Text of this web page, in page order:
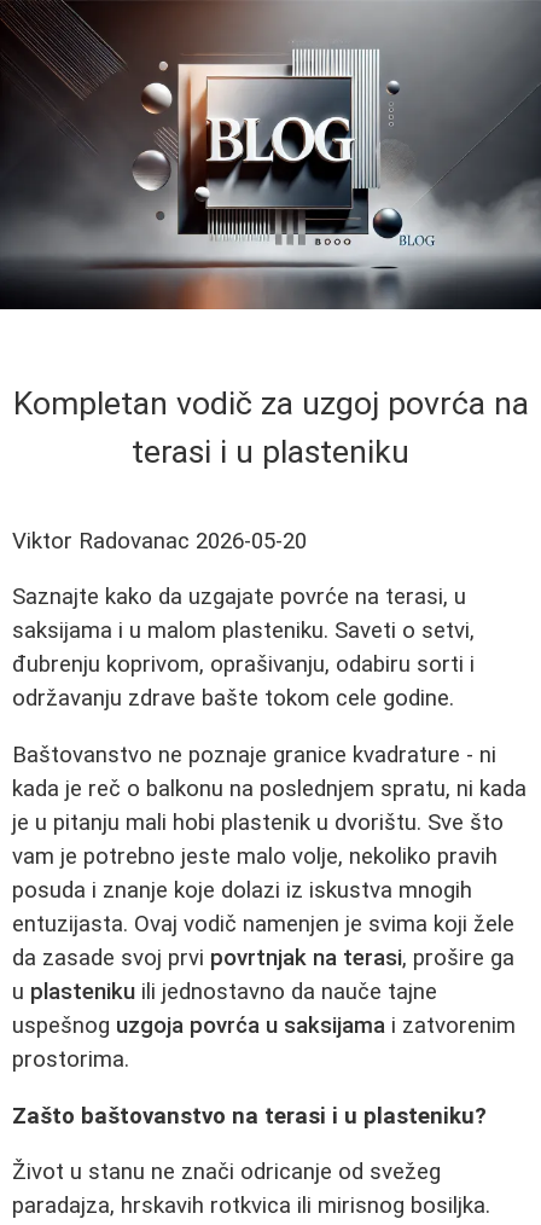
Kompletan vodič za uzgoj povrća na
terasi i u plasteniku
Viktor Radovanac 2026-05-20
Saznajte kako da uzgajate povrće na terasi, u
saksijama i u malom plasteniku. Saveti o setvi,
đubrenju koprivom, oprašivanju, odabiru sorti i
održavanju zdrave bašte tokom cele godine.
Baštovanstvo ne poznaje granice kvadrature - ni
kada je reč o balkonu na poslednjem spratu, ni kada
je u pitanju mali hobi plastenik u dvorištu. Sve što
vam je potrebno jeste malo volje, nekoliko pravih
posuda i znanje koje dolazi iz iskustva mnogih
entuzijasta. Ovaj vodič namenjen je svima koji žele
da zasade svoj prvi povrtnjak na terasi, prošire ga
u plasteniku ili jednostavno da nauče tajne
uspešnog uzgoja povrća u saksijama i zatvorenim
prostorima.
Zašto baštovanstvo na terasi i u plasteniku?
Život u stanu ne znači odricanje od svežeg
paradajza, hrskavih rotkvica ili mirisnog bosiljka.